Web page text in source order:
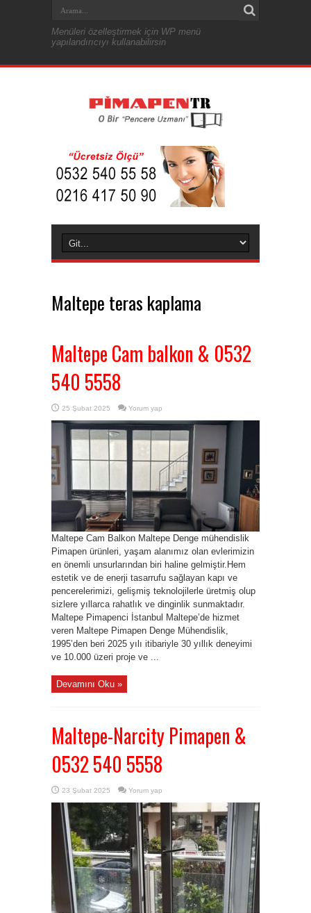
Menüleri özelleştirmek için WP menü
yapılandırıcıyı kullanabilirsin
Maltepe teras kaplama
Maltepe Cam balkon & 0532
540 5558
25 Şubat 2025 Yorum yap
Maltepe Cam Balkon Maltepe Denge mühendislik
Pimapen ürünleri, yaşam alanımız olan evlerimizin
en önemli unsurlarından biri haline gelmiştir.Hem
estetik ve de enerji tasarrufu sağlayan kapı ve
pencerelerimizi, gelişmiş teknolojilerle üretmiş olup
sizlere yıllarca rahatlık ve dinginlik sunmaktadır.
Maltepe Pimapenci İstanbul Maltepe’de hizmet
veren Maltepe Pimapen Denge Mühendislik,
1995’den beri 2025 yılı itibariyle 30 yıllık deneyimi
ve 10.000 üzeri proje ve ...
Devamını Oku »
Maltepe-Narcity Pimapen &
0532 540 5558
23 Şubat 2025 Yorum yap